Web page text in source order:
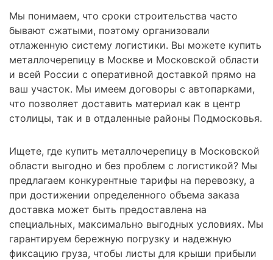
Мы понимаем, что сроки строительства часто
бывают сжатыми, поэтому организовали
отлаженную систему логистики. Вы можете купить
металлочерепицу в Москве и Московской области
и всей России с оперативной доставкой прямо на
ваш участок. Мы имеем договоры с автопарками,
что позволяет доставить материал как в центр
столицы, так и в отдаленные районы Подмосковья.
Ищете, где купить металлочерепицу в Московской
области выгодно и без проблем с логистикой? Мы
предлагаем конкурентные тарифы на перевозку, а
при достижении определенного объема заказа
доставка может быть предоставлена на
специальных, максимально выгодных условиях. Мы
гарантируем бережную погрузку и надежную
фиксацию груза, чтобы листы для крыши прибыли